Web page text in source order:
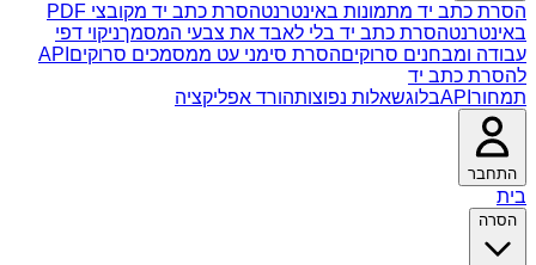
הסרת כתב יד מתמונות באינטרנט
הסרת כתב יד מקובצי PDF
באינטרנטהסרת כתב יד בלי לאבד את צבעי המסמךניקוי דפי
עבודה ומבחנים סרוקיםהסרת סימני עט ממסמכים סרוקים API
להסרת כתב יד
תמחור APIבלוגשאלות נפוצותהורד אפליקציה
התחבר
בית
הסרה